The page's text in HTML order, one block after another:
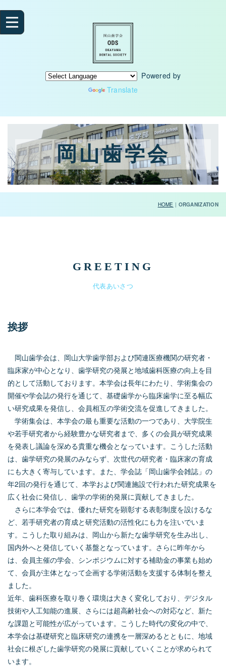
Powered by
Translate
岡山歯学会
HOME | ORGANIZATION
GREETING
代表あいさつ
挨拶
岡山歯学会は、岡山大学歯学部および関連医療機関の研究者・
臨床家が中心となり、歯学研究の発展と地域歯科医療の向上を目
的として活動しております。本学会は長年にわたり、学術集会の
開催や学会誌の発行を通じて、基礎歯学から臨床歯学に至る幅広
い研究成果を発信し、会員相互の学術交流を促進してきました。
学術集会は、本学会の最も重要な活動の一つであり、大学院生
や若手研究者から経験豊かな研究者まで、多くの会員が研究成果
を発表し議論を深める貴重な機会となっています。こうした活動
は、歯学研究の発展のみならず、次世代の研究者・臨床家の育成
にも大きく寄与しています。また、学会誌「岡山歯学会雑誌」の
年2回の発行を通じて、本学および関連施設で行われた研究成果を
広く社会に発信し、歯学の学術的発展に貢献してきました。
さらに本学会では、優れた研究を顕彰する表彰制度を設けるな
ど、若手研究者の育成と研究活動の活性化にも力を注いでいま
す。こうした取り組みは、岡山から新たな歯学研究を生み出し、
国内外へと発信していく基盤となっています。さらに昨年から
は、会員主催の学会、シンポジウムに対する補助金の事業も始め
て、会員が主体となって企画する学術活動を支援する体制を整え
ました。
近年、歯科医療を取り巻く環境は大きく変化しており、デジタル
技術や人工知能の進展、さらには超高齢社会への対応など、新た
な課題と可能性が広がっています。こうした時代の変化の中で、
本学会は基礎研究と臨床研究の連携を一層深めるとともに、地域
社会に根ざした歯学研究の発展に貢献していくことが求められて
います。